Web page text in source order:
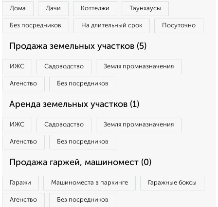
Дома Дачи Коттеджи Таунхаусы
Без посредников На длительный срок Посуточно
Продажа земельных участков (5)
ИЖС Садоводство Земля промназначения
Агенство Без посредников
Аренда земельных участков (1)
ИЖС Садоводство Земля промназначения
Агенство Без посредников
Продажа гаржей, машиномест (0)
Гаражи Машиноместа в паркинге Гаражные боксы
Агенство Без посредников